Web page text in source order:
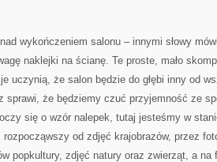
wykończeniem salonu – innymi słowy
naklejki na ścianę. Te proste, mało
uczynią, że salon będzie do głębi inny od
sprawi, że będziemy czuć przyjemność ze
się o wzór nalepek, tutaj jesteśmy w
rozpocząwszy od zdjęć krajobrazów, przez
popkultury, zdjęć natury oraz zwierząt, a na